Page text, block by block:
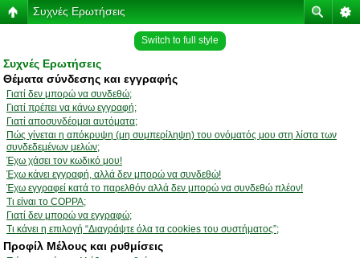
Συχνές Ερωτήσεις
Switch to full style
Συχνές Ερωτήσεις
Θέματα σύνδεσης και εγγραφής
Γιατί δεν μπορώ να συνδεθώ;
Γιατί πρέπει να κάνω εγγραφή;
Γιατί αποσυνδέομαι αυτόματα;
Πώς γίνεται η απόκρυψη (μη συμπερίληψη) του ονόματός μου στη λίστα των
συνδεδεμένων μελών;
Έχω χάσει τον κωδικό μου!
Έχω κάνει εγγραφή, αλλά δεν μπορώ να συνδεθώ!
Έχω εγγραφεί κατά το παρελθόν αλλά δεν μπορώ να συνδεθώ πλέον!
Τι είναι το COPPA;
Γιατί δεν μπορώ να εγγραφώ;
Τι κάνει η επιλογή “Διαγράψτε όλα τα cookies του συστήματος”;
Προφίλ Μέλους και ρυθμίσεις